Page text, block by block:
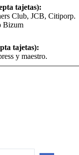
tajetas):
Club, JCB, Citiporp.
Bizum
tajetas):
y maestro.